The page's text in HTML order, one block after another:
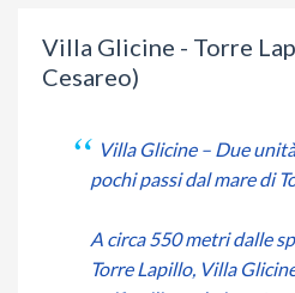
Villa Glicine - Torre
Cesareo)
Villa Glicine – Due
pochi passi dal mare di
A circa 550 metri dalle
Torre Lapillo, Villa